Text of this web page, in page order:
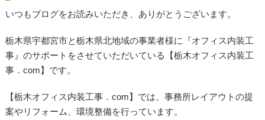
いつもブログをお読みいただき、ありがとうございます。
栃木県宇都宮市と栃木県北地域の事業者様に『オフィス内装工
事』のサポートをさせていただいている【栃木オフィス内装工
事．com】です。
【栃木オフィス内装工事．com】では、事務所レイアウトの提
案やリフォーム、環境整備を行っています。